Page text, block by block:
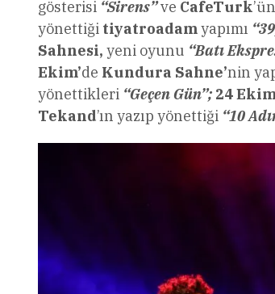
gösterisi “Sirens”ve CafeTurk’ün
yönettiği tiyatroadamyapımı
Sahnesi, yeni oyunu “Batı
Ekim’de Kundura Sahne’nin
yönettikleri“Geçen Gün”; 24
Tekand’ın yazıp yönettiği “10